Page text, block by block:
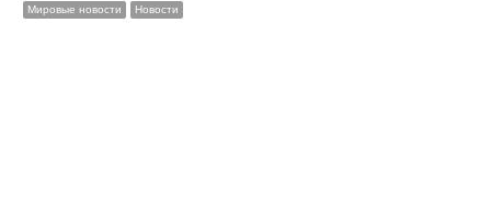
Мировые новости Новости